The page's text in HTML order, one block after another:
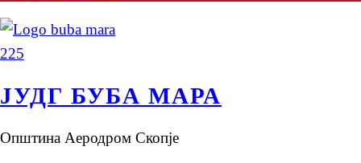
ЈУДГ БУБА МАРА
Општина Аеродром Скопје